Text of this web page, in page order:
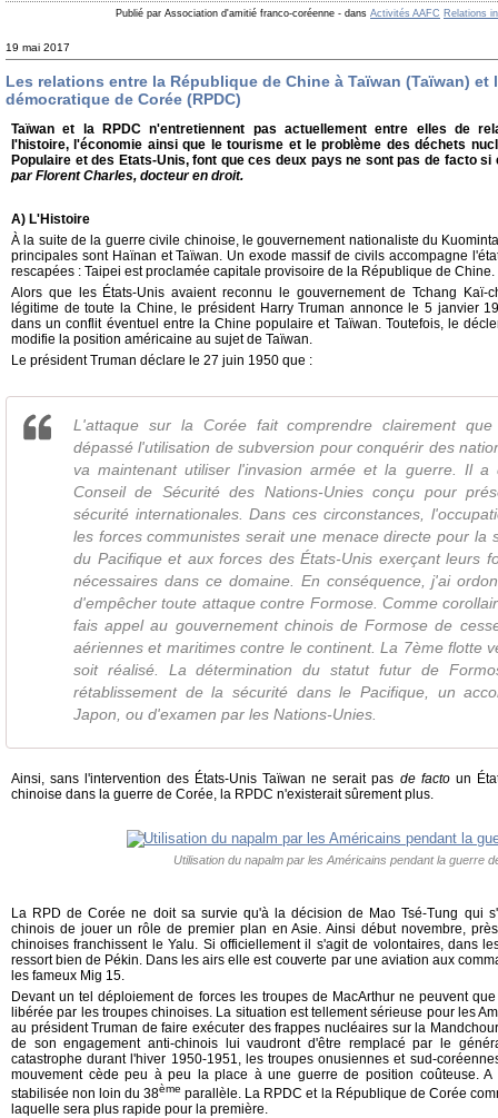
Publié par Association d'amitié franco-coréenne - dans Activités AAFC Relations
19 mai 2017
Les relations entre la République de Chine à Taïwan (Taïwan)
démocratique de Corée (RPDC)
Taïwan et la RPDC n'entretiennent pas actuellement entre elles de
l'histoire, l'économie ainsi que le tourisme et le problème des déchets
Populaire et des Etats-Unis, font que ces deux pays ne sont pas de facto
par Florent Charles, docteur en droit.
A) L'Histoire
À la suite de la guerre civile chinoise, le gouvernement nationaliste du
principales sont Haïnan et Taïwan. Un exode massif de civils accompagne
rescapées : Taipei est proclamée capitale provisoire de la République de Chine.
Alors que les États-Unis avaient reconnu le gouvernement de Tchang Kaï-
légitime de toute la Chine, le président Harry Truman annonce le 5 janvier
dans un conflit éventuel entre la Chine populaire et Taïwan. Toutefois, le
modifie la position américaine au sujet de Taïwan.
Le président Truman déclare le 27 juin 1950 que :
L'attaque sur la Corée fait comprendre clairement
dépassé l'utilisation de subversion pour conquérir des
va maintenant utiliser l'invasion armée et la guerre. Il a
Conseil de Sécurité des Nations-Unies conçu pour
sécurité internationales. Dans ces circonstances,
les forces communistes serait une menace directe pour la
du Pacifique et aux forces des États-Unis exerçant leurs
nécessaires dans ce domaine. En conséquence, j'ai
d'empêcher toute attaque contre Formose. Comme
fais appel au gouvernement chinois de Formose de
aériennes et maritimes contre le continent. La 7ème flotte
soit réalisé. La détermination du statut futur de
rétablissement de la sécurité dans le Pacifique, un
Japon, ou d'examen par les Nations-Unies.
Ainsi, sans l'intervention des États-Unis Taïwan ne serait pas de factoun
chinoise dans la guerre de Corée, la RPDC n'existerait sûrement plus.
Utilisation du napalm par les Américains pendant la guerre
La RPD de Corée ne doit sa survie qu'à la décision de Mao Tsé-Tung qui
chinois de jouer un rôle de premier plan en Asie. Ainsi début novembre,
chinoises franchissent le Yalu. Si officiellement il s'agit de volontaires, dans
ressort bien de Pékin. Dans les airs elle est couverte par une aviation aux
les fameux Mig 15.
Devant un tel déploiement de forces les troupes de MacArthur ne peuvent
libérée par les troupes chinoises. La situation est tellement sérieuse pour les
au président Truman de faire exécuter des frappes nucléaires sur la
de son engagement anti-chinois lui vaudront d'être remplacé par le
catastrophe durant l'hiver 1950-1951, les troupes onusiennes et sud-
mouvement cède peu à peu la place à une guerre de position coûteuse.
stabilisée non loin du 38ème parallèle. La RPDC et la République de Corée
laquelle sera plus rapide pour la première.